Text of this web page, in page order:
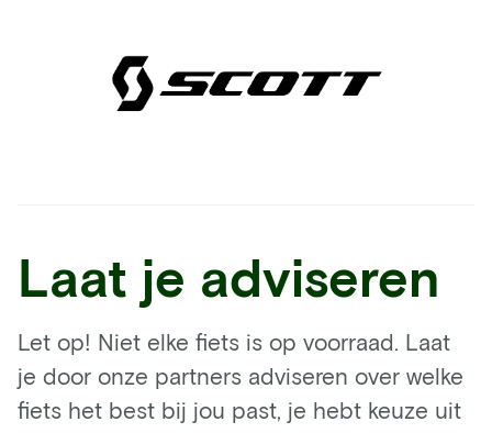
Laat je adviseren
Let op! Niet elke fiets is op voorraad. Laat
je door onze partners adviseren over welke
fiets het best bij jou past, je hebt keuze uit